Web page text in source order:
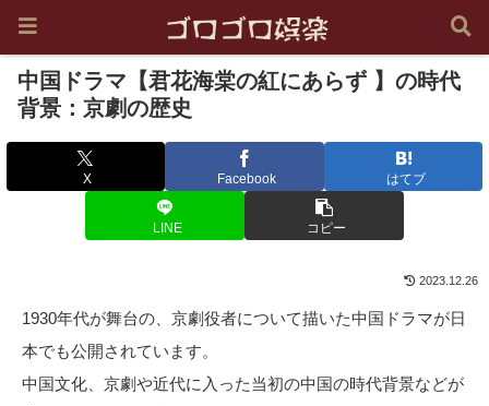
中国ドラマ【君花海棠の紅にあらず 】の時代
背景：京劇の歴史
X Facebook はてブ
LINE コピー
2023.12.26
1930年代が舞台の、京劇役者について描いた中国ドラマが日
本でも公開されています。
中国文化、京劇や近代に入った当初の中国の時代背景などが